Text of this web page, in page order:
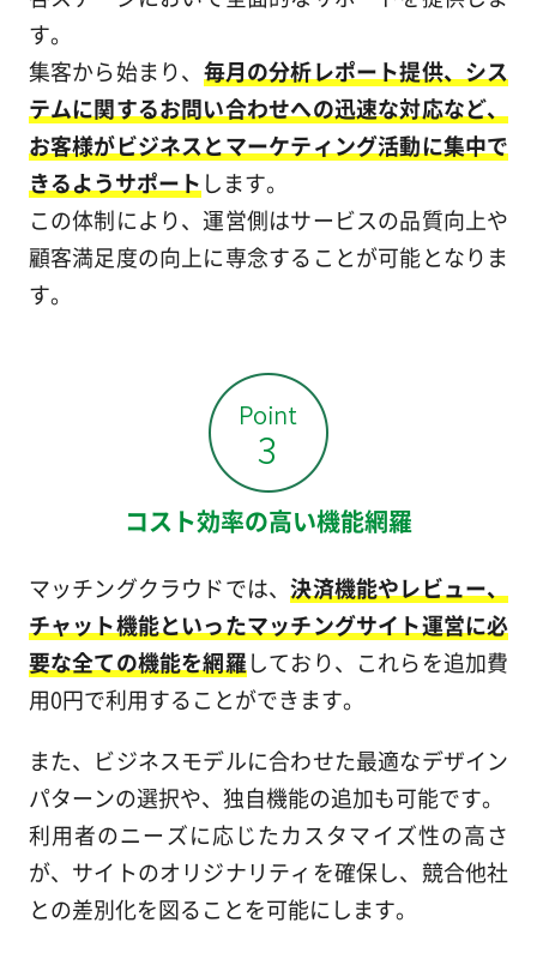
す。
集客から始まり、 毎月の分析レポート提供、シス
テムに関するお問い合わせへの迅速な対応など、
お客様がビジネスとマーケティング活動に集中で
きるようサポート します。
この体制により、運営側はサービスの品質向上や
顧客満足度の向上に専念することが可能となりま
す。
コスト効率の高い機能網羅
マッチングクラウドでは、決済機能やレビュー、
チャット機能といったマッチングサイト運営に必
要な全ての機能を網羅しており、これらを追加費
用0円で利用することができます。
また、ビジネスモデルに合わせた最適なデザイン
パターンの選択や、独自機能の追加も可能です。
利用者のニーズに応じたカスタマイズ性の高さ
が、サイトのオリジナリティを確保し、競合他社
との差別化を図ることを可能にします。